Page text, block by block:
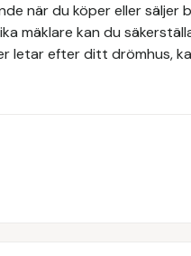
när du köper eller säljer
mäklare kan du
letar efter ditt drömhus,